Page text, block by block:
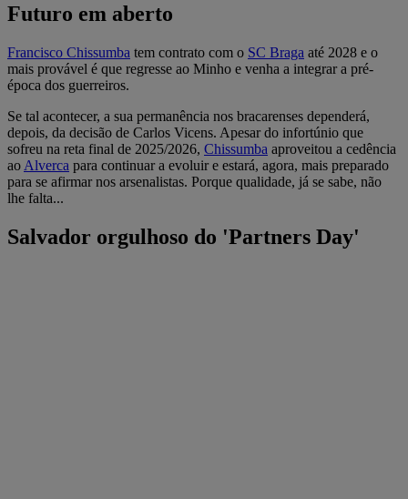
Futuro em aberto
Francisco Chissumba tem contrato com o SC Braga até 2028 e o
mais provável é que regresse ao Minho e venha a integrar a pré-
época dos guerreiros.
Se tal acontecer, a sua permanência nos bracarenses dependerá,
depois, da decisão de Carlos Vicens. Apesar do infortúnio que
sofreu na reta final de 2025/2026, Chissumba aproveitou a cedência
ao Alverca para continuar a evoluir e estará, agora, mais preparado
para se afirmar nos arsenalistas. Porque qualidade, já se sabe, não
lhe falta...
Salvador orgulhoso do 'Partners Day'